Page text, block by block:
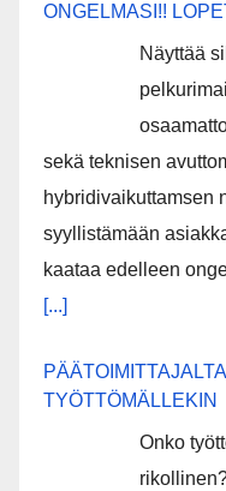
ONGELMASI!!
Näyttää
sekä teknisen
hybridivaikuttamsen
syyllistämään
kaataa edelleen
[...]
TYÖTTÖMÄLLEKIN
Onko